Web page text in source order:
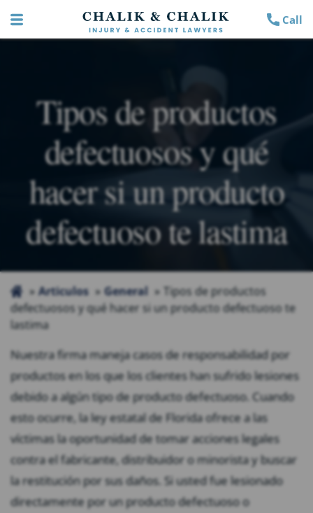
Call
Tipos de productos
defectuosos y qué
hacer si un producto
defectuoso te lastima
Articulos General
Tipos de productos
defectuosos y qué hacer si un producto defectuoso te
lastima
Nuestra firma maneja casos de responsabilidad por
productos en los que los clientes han sufrido lesiones
debido a algún tipo de producto defectuoso. Cuando
esto ocurre, la ley estatal de Florida ofrece a las
víctimas la oportunidad de tomar acciones legales
contra el fabricante, distribuidor o minorista y buscar
la restitución por sus daños. Si usted fue lesionado
directamente por un producto defectuoso o